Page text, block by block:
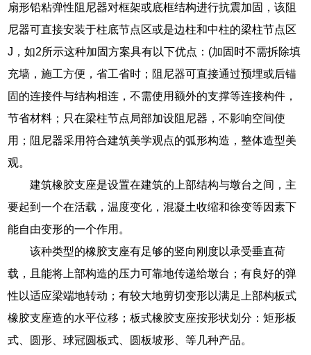
扇形铅粘弹性阻尼器对框架或底框结构进行抗震加固，该阻
尼器可直接安装于柱底节点区或是边柱和中柱的梁柱节点区
J，如2所示这种加固方案具有以下优点：(加固时不需拆除填
充墙，施工方便，省工省时；阻尼器可直接通过预埋或后锚
固的连接件与结构相连，不需使用额外的支撑等连接构件，
节省材料；只在梁柱节点局部加设阻尼器，不影响空间使
用；阻尼器采用符合建筑美学观点的弧形构造，整体造型美
观。
建筑橡胶支座是设置在建筑的上部结构与墩台之间，主
要起到一个在活载，温度变化，混凝土收缩和徐变等因素下
能自由变形的一个作用。
该种类型的橡胶支座有足够的竖向刚度以承受垂直荷
载，且能将上部构造的压力可靠地传递给墩台；有良好的弹
性以适应梁端地转动；有较大地剪切变形以满足上部构板式
橡胶支座造的水平位移；板式橡胶支座按形状划分：矩形板
式、圆形、球冠圆板式、圆板坡形、等几种产品。